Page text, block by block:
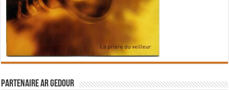
Partenaire Ar Gedour